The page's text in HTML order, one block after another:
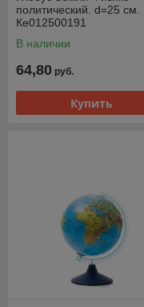
политический. d=25 см.
Ке012500191
В наличии
64,80 руб.
Купить